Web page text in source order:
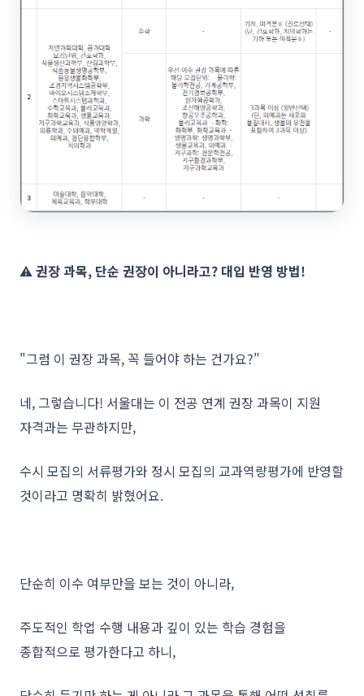
⚠️권장 과목, 단순 권장이 아니라고? 대입 반영 방법!
"그럼 이 권장 과목, 꼭 들어야 하는 건가요?"
네, 그렇습니다! 서울대는 이 전공 연계 권장 과목이 지원
자격과는 무관하지만,
수시 모집의 서류평가와 정시 모집의 교과역량평가에 반영할
것이라고 명확히 밝혔어요.
단순히 이수 여부만을 보는 것이 아니라,
주도적인 학업 수행 내용과 깊이 있는 학습 경험을
종합적으로 평가한다고 하니,